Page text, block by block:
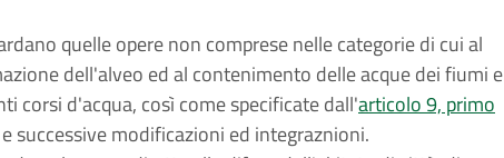
quelle opere non comprese nelle categorie di cui al
dell'alveo ed al contenimento delle acque dei fiumi e
corsi d'acqua, così come specificate dall'articolo 9, primo
successive modificazioni ed integraznioni.